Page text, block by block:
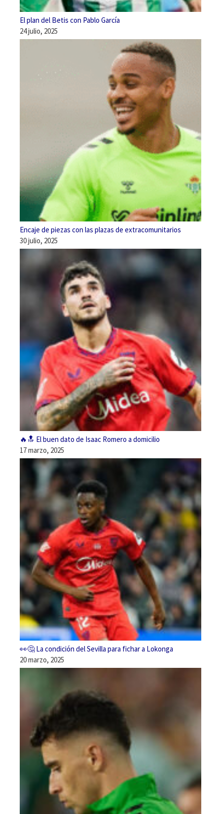
El plan del Betis con Pablo García
24 julio, 2025
Encaje de piezas con las plazas de extracomunitarios
30 julio, 2025
🔥🔝 El buen dato de Isaac Romero a domicilio
17 marzo, 2025
👀🤔 La condición del Sevilla para fichar a Lokonga
20 marzo, 2025